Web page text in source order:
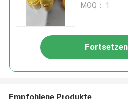
Tankvolumen
MOQ： 1
Fortsetzen
Empfohlene Produkte